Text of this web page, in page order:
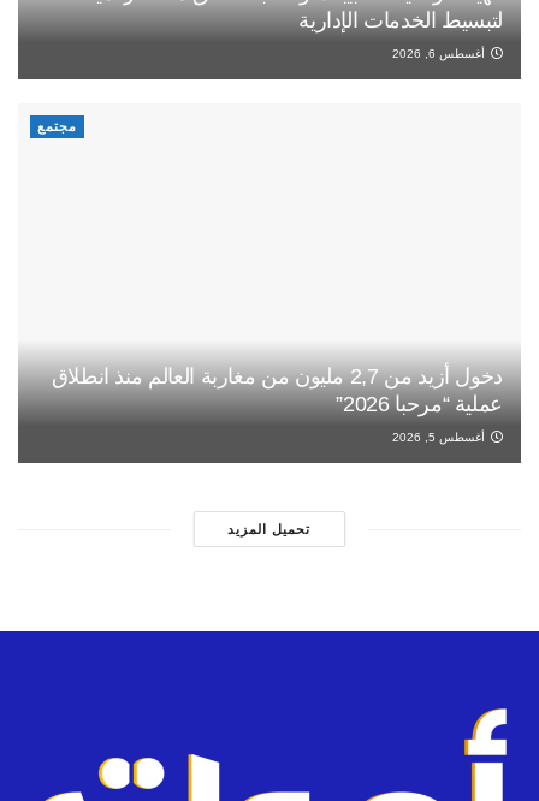
لتبسيط الخدمات الإدارية
أغسطس 6, 2026
مجتمع
دخول أزيد من 2,7 مليون من مغاربة العالم منذ انطلاق
عملية “مرحبا 2026”
أغسطس 5, 2026
تحميل المزيد